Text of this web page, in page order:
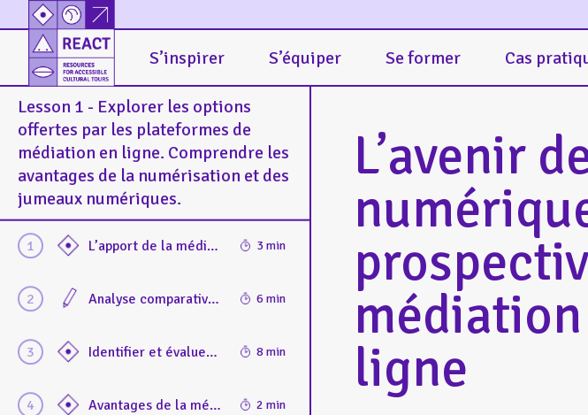
S’inspirer S’équiper Se former Cas
L’avenir
ligne
Lesson 1 - Explorer les options
offertes par les plateformes de
médiation en ligne. Comprendre les
avantages de la numérisation et des
jumeaux numériques.
L’apport de la médiation numérique hors les murs / à distance pour les publics, illustré par différentes étude de cas 3 min
Analyse comparative des approches physiques et numériques de la médiation culturelle 6 min
Identifier et évaluer les besoins d'un public distant et diversifié : segmentation du public (par exemple, facteurs géographiques, culturels, linguistiques et d'accessibilité). 8 min
Avantages de la médiation numérique hors les murs pour divers types de public : élargir la portée des musées grâce au numérique pour favoriser l'inclusion 2 min